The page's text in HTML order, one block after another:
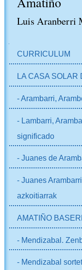
Luis Aranberri
CURRICULUM
LA CASA SOLAR
- Arambarri,
- Lambarri,
significado
- Juanes de
- Juanes
azkoitiarrak
AMATIÑO
- Mendizabal.
- Mendizabal